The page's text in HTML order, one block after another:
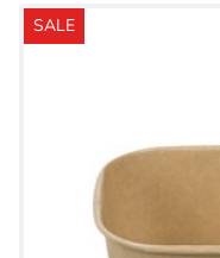
SALE